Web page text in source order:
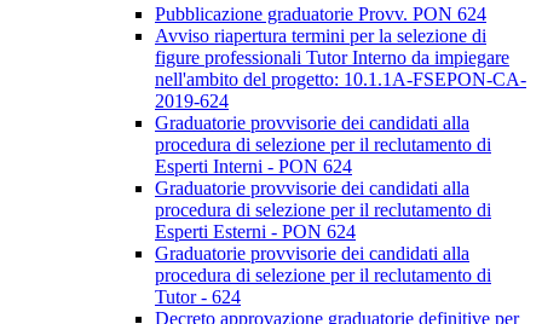
Pubblicazione graduatorie Provv. PON 624
Avviso riapertura termini per la selezione di
figure professionali Tutor Interno da impiegare
nell'ambito del progetto: 10.1.1A-FSEPON-CA-
2019-624
Graduatorie provvisorie dei candidati alla
procedura di selezione per il reclutamento di
Esperti Interni - PON 624
Graduatorie provvisorie dei candidati alla
procedura di selezione per il reclutamento di
Esperti Esterni - PON 624
Graduatorie provvisorie dei candidati alla
procedura di selezione per il reclutamento di
Tutor - 624
Decreto approvazione graduatorie definitive per